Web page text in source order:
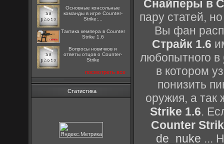
Основные консольные
команды в игре Counter-
Strike:...
Тактика кемпера в Counter
Strike 1.6
Вопросы новичков и
ответы отцов о Counter-
Strike
посмотреть все
Статистика
Снайперы в
пару статей,
Вы фан
Страйк 1.6
любопытного в
в котором
понизить
оружия, а так
Strike 1.6.
Counter
de_nuke ...